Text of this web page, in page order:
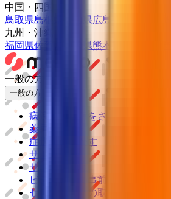
中国・四国
鳥取県島根県 岡山県広島県
九州・沖縄
福岡県佐賀県 長崎県熊本県
一般の方
一般の方
病院・診療所をさがす
薬局をさがす
症状からさがす
サポート
サポート環境
ビデオ通話の事前テスト
セキュリティの取り組み